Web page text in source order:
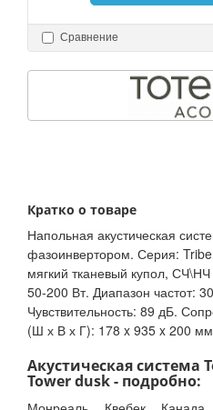
Сравнение
Кратко о товаре
Напольная акустическая
фазоинвертором. Серия:
мягкий тканевый купол,
50-200 Вт. Диапазон частот:
Чувствительность: 89 дБ.
(Ш х В х Г): 178 x 935 x 200
Акустическая система
Tower dusk - подробно: